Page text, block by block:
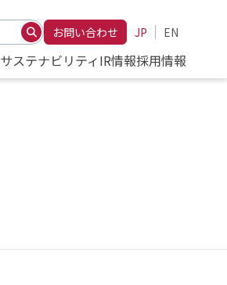
お問い合わせ JP EN
サステナビリティIR情報採用情報